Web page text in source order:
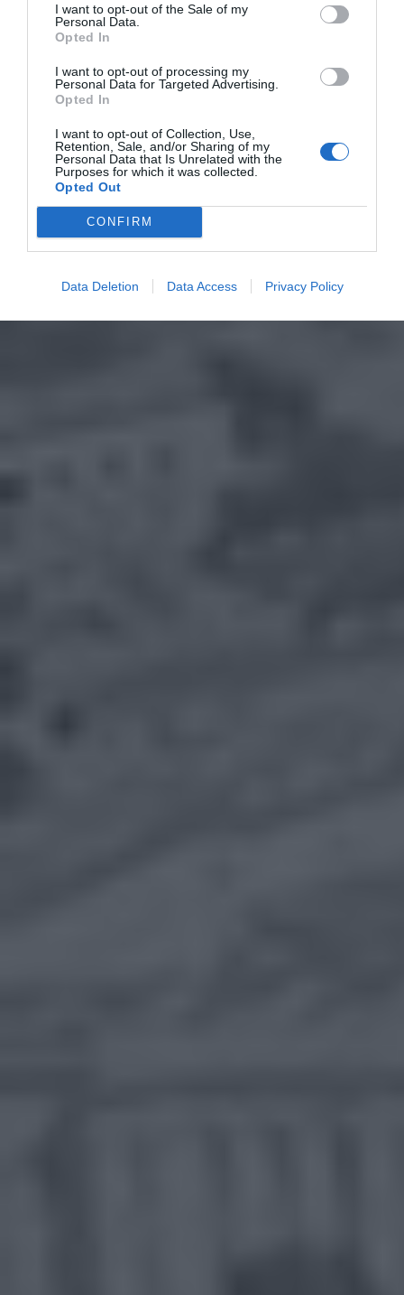
I want to opt-out of the Sale of my
Personal Data.
Opted In
I want to opt-out of processing my
Personal Data for Targeted Advertising.
Opted In
I want to opt-out of Collection, Use,
Retention, Sale, and/or Sharing of my
Personal Data that Is Unrelated with the
Purposes for which it was collected.
Opted Out
CONFIRM
Data Deletion Data Access Privacy Policy